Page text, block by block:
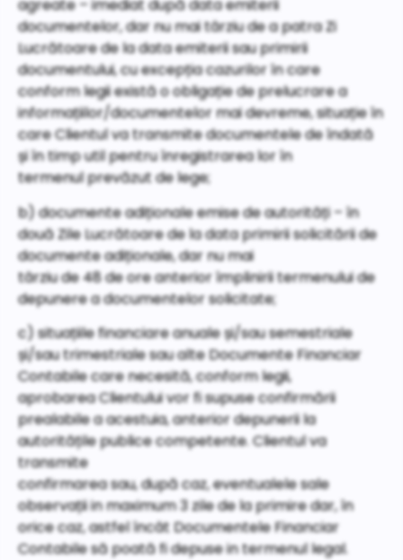
agreate – imediat după data emiterii
documentelor, dar nu mai târziu de a patra Zi
Lucrătoare de la data emiterii sau primirii
documentului, cu excepția cazurilor în care
conform legii există o obligație de prelucrare a
informațiilor/documentelor mai devreme, situație în
care Clientul va transmite documentele de îndată
și în timp util pentru înregistrarea lor în
termenul prevăzut de lege;
b) documente adiționale emise de autorități – în
două Zile Lucrătoare de la data primirii solicitării de
documente adiționale, dar nu mai
târziu de 48 de ore anterior împlinirii termenului de
depunere a documentelor solicitate;
c) situațiile financiare anuale și/sau semestriale
și/sau trimestriale sau alte Documente Financiar
Contabile care necesită, conform legii,
aprobarea Clientului vor fi supuse confirmării
prealabile a acestuia, anterior depunerii la
autoritățile publice competente. Clientul va
transmite
confirmarea sau, după caz, eventualele sale
observații in maximum 3 zile de la primire dar, în
orice caz, astfel încât Documentele Financiar
Contabile să poată fi depuse in termenul legal.